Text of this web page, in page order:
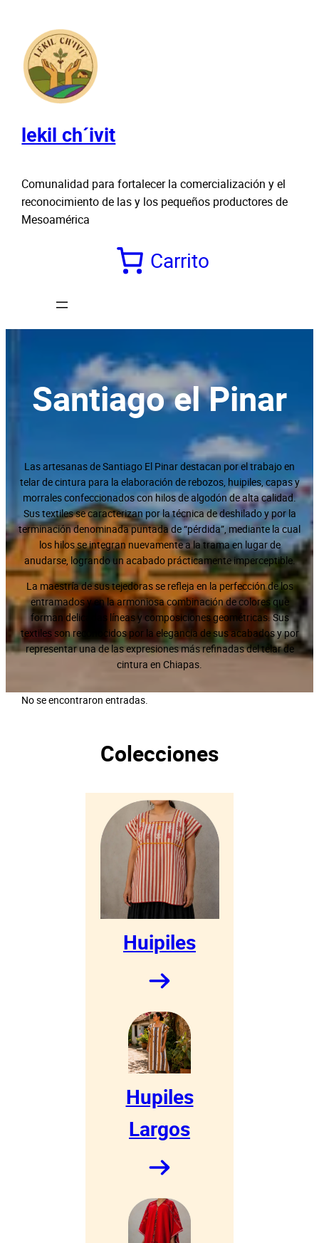
contenido
lekil ch´ivit
Comunalidad para fortalecer la comercialización y el
reconocimiento de las y los pequeños productores de
Mesoamérica
Carrito
Santiago el Pinar
Las artesanas de Santiago El Pinar destacan por el trabajo en
telar de cintura para la elaboración de rebozos, huipiles, capas y
morrales confeccionados con hilos de algodón de alta calidad.
Sus textiles se caracterizan por la técnica de deshilado y por la
terminación denominada puntada de “pérdida”, mediante la cual
los hilos se integran nuevamente a la trama en lugar de
anudarse, logrando un acabado prácticamente imperceptible.
La maestría de sus tejedoras se refleja en la perfección de los
entramados y en la armoniosa combinación de colores que
forman delicadas líneas y composiciones geométricas. Sus
textiles son reconocidos por la elegancia de sus acabados y por
representar una de las expresiones más refinadas del telar de
cintura en Chiapas.
No se encontraron entradas.
Colecciones
Huipiles
Hupiles
Largos